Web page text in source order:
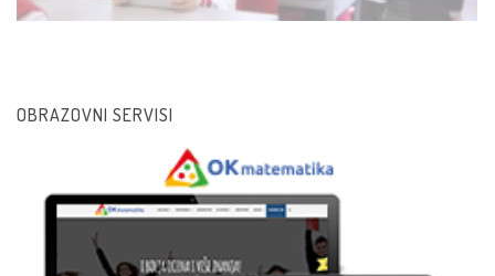
OBRAZOVNI SERVISI